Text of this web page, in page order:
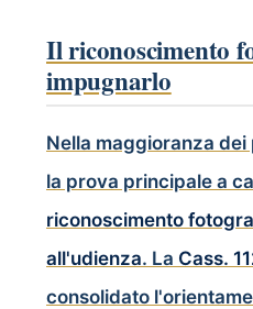
Il riconoscimento
impugnarlo
Nella maggioranza
la prova principale a
riconoscimento
all'udienza. La Cass.
consolidato